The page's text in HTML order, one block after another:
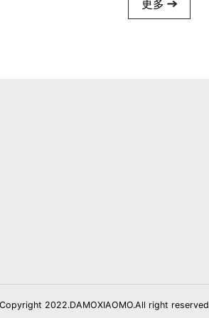
更多
Copyright 2022.DAMOXIAOMO.All right reserved